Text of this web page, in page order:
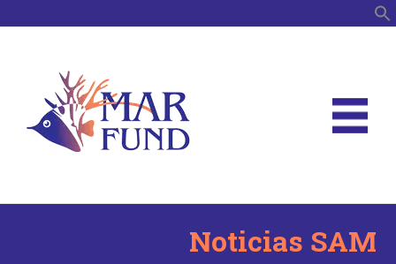
Noticias SAM